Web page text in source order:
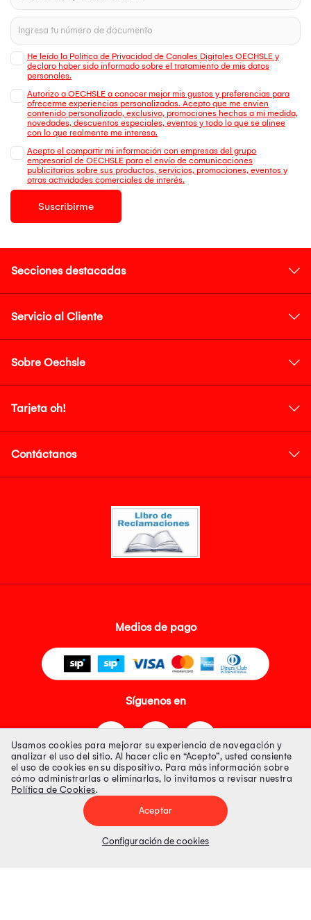
He leído la Política de Privacidad de Canales Digitales OECHSLE y
declaro haber sido informado sobre el tratamiento de mis datos
personales.
Autorizo a OECHSLE a conocer mejor mis gustos y preferencias para
ofrecerme experiencias personalizadas. Acepto que me envien
contenido personalizado, exclusivo, promociones hechas a mi medida,
novedades, descuentos especiales, eventos y todo lo que se alinee
con lo que realmente me interesa.
Acepto el compartir mi información con empresas del grupo
empresarial de OECHSLE para el envío de comunicaciones
publicitarias sobre sus productos, servicios, promociones, eventos y
otras actividades comerciales de interés.
Suscribirme
Secciones destacadas
Servicio al Cliente
Sobre Oechsle
Tarjeta oh!
Contáctanos
Medios de pago
Síguenos en
Tienda 100% Segura
Tiendas Peruanas S.A. R.U.C. Nº 20493020618. Todos los derechos
Precios disponibles solo en www.oechsle.pe. Precios online publicados
Usamos cookies para mejorar su experiencia de navegación y
analizar el uso del sitio. Al hacer clic en “Acepto”, usted consiente
el uso de cookies en su dispositivo. Para más información sobre
cómo administrarlas o eliminarlas, lo invitamos a revisar nuestra
Política de Cookies.
Aceptar
Configuración de cookies